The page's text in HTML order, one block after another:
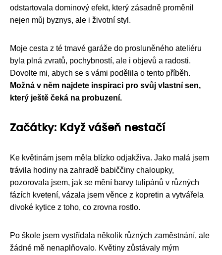
odstartovala dominový efekt, který zásadně proměnil
nejen můj byznys, ale i životní styl.
Moje cesta z té tmavé garáže do prosluněného ateliéru
byla plná zvratů, pochybností, ale i objevů a radosti.
Dovolte mi, abych se s vámi podělila o tento příběh.
Možná v něm najdete inspiraci pro svůj vlastní sen,
který ještě čeká na probuzení.
Začátky: Když vášeň nestačí
Ke květinám jsem měla blízko odjakživa. Jako malá jsem
trávila hodiny na zahradě babiččiny chaloupky,
pozorovala jsem, jak se mění barvy tulipánů v různých
fázích kvetení, vázala jsem věnce z kopretin a vytvářela
divoké kytice z toho, co zrovna rostlo.
Po škole jsem vystřídala několik různých zaměstnání, ale
žádné mě nenaplňovalo. Květiny zůstávaly mým